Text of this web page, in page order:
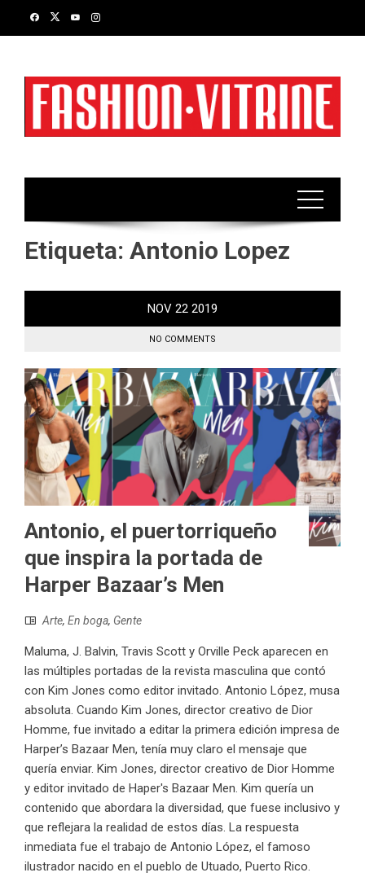
Etiqueta: Antonio Lopez
NOV 22 2019
NO COMMENTS
Antonio, el puertorriqueño
que inspira la portada de
Harper Bazaar’s Men
Arte, En boga, Gente
Maluma, J. Balvin, Travis Scott y Orville Peck aparecen en
las múltiples portadas de la revista masculina que contó
con Kim Jones como editor invitado. Antonio López, musa
absoluta. Cuando Kim Jones, director creativo de Dior
Homme, fue invitado a editar la primera edición impresa de
Harper’s Bazaar Men, tenía muy claro el mensaje que
quería enviar. Kim Jones, director creativo de Dior Homme
y editor invitado de Haper's Bazaar Men. Kim quería un
contenido que abordara la diversidad, que fuese inclusivo y
que reflejara la realidad de estos días. La respuesta
inmediata fue el trabajo de Antonio López, el famoso
ilustrador nacido en el pueblo de Utuado, Puerto Rico.